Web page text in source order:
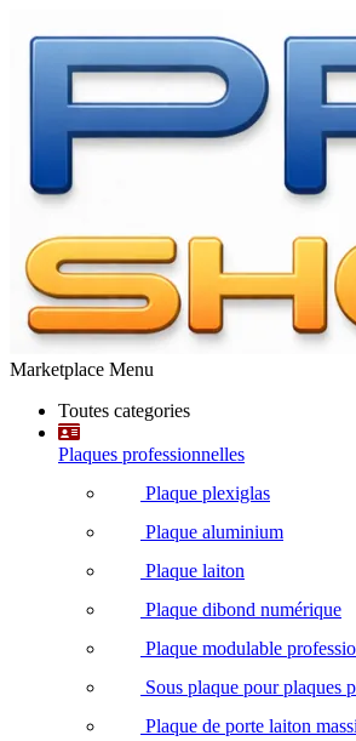
Marketplace Menu
Toutes categories
Plaques professionnelles
Plaque plexiglas
Plaque aluminium
Plaque laiton
Plaque dibond numérique
Plaque modulable
Sous plaque pour plaques
Plaque de porte laiton